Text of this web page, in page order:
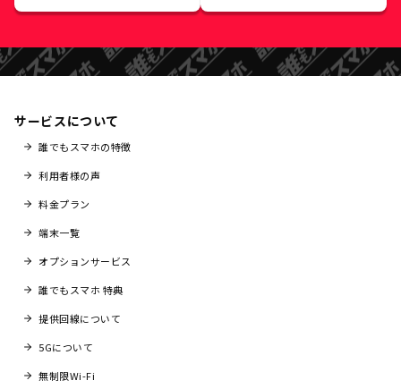
サービスについて
誰でもスマホの特徴
利用者様の声
料金プラン
端末一覧
オプションサービス
誰でもスマホ 特典
提供回線について
5Gについて
無制限Wi-Fi